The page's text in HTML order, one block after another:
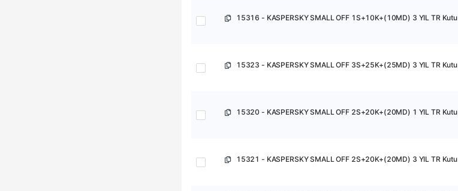
15316 - KASPERSKY SMALL OFF 1S+10K+(10MD) 3 YIL TR Kutu
15323 - KASPERSKY SMALL OFF 3S+25K+(25MD) 3 YIL TR Kutu
15320 - KASPERSKY SMALL OFF 2S+20K+(20MD) 1 YIL TR Kutu
15321 - KASPERSKY SMALL OFF 2S+20K+(20MD) 3 YIL TR Kutu